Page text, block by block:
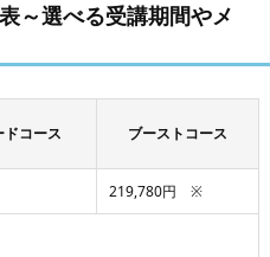
～選べる受講期間やメ
ドコース ブーストコース
219,780円 ※